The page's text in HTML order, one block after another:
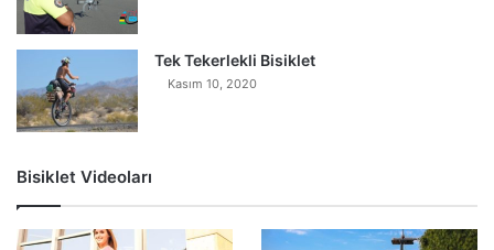
Tek Tekerlekli Bisiklet
Kasım 10, 2020
Bisiklet Videoları